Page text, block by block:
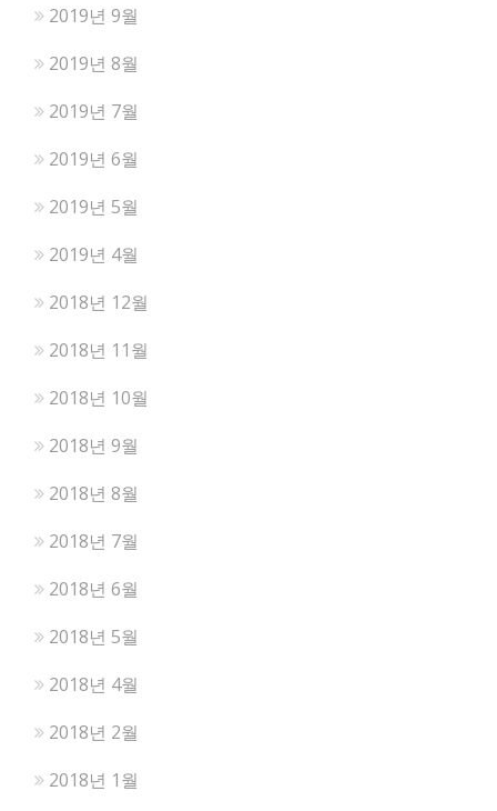
2019년 9월
2019년 8월
2019년 7월
2019년 6월
2019년 5월
2019년 4월
2018년 12월
2018년 11월
2018년 10월
2018년 9월
2018년 8월
2018년 7월
2018년 6월
2018년 5월
2018년 4월
2018년 2월
2018년 1월